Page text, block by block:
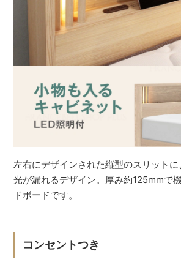
左右にデザインされた縦型のスリット
光が漏れるデザイン。厚み約125mmで
ドボードです。
コンセントつき